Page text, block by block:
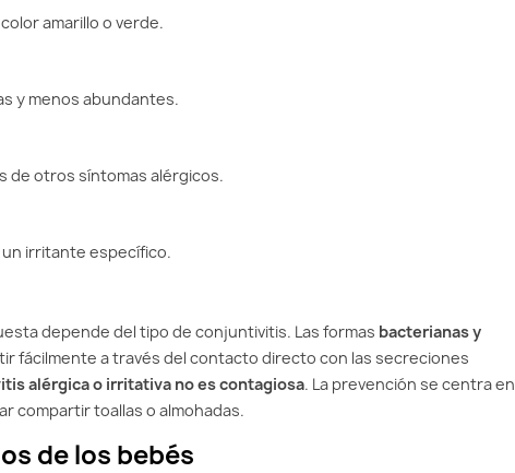
amarillo o verde.
y menos abundantes.
de otros síntomas alérgicos.
irritante específico.
depende del tipo de conjuntivitis. Las formas bacterianas y
fácilmente a través del contacto directo con las secreciones
alérgica o irritativa no es contagiosa. La prevención se centra en
compartir toallas o almohadas.
de los bebés